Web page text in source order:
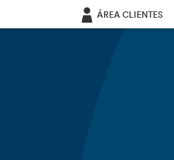
ÁREA CLIENTES